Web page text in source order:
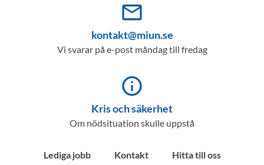
mail_outline
kontakt@miun.se
Vi svarar på e-post måndag till fredag
info_outline
Kris och säkerhet
Om nödsituation skulle uppstå
Lediga jobb Kontakt
Hitta till oss